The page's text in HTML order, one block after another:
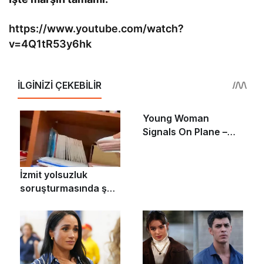
https://www.youtube.com/watch?
v=4Q1tR53y6hk